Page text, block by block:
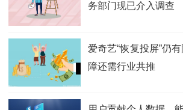
务部门现已介入调查
爱奇艺“恢复投屏”仍
障还需行业共推